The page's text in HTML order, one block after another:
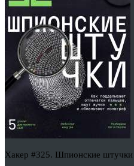
Хакер #325. Шпионские штучки